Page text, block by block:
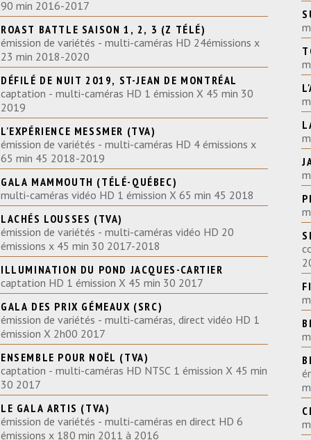
90 min 2016-2017
ROAST BATTLE SAISON 1, 2, 3 (Z TÉLÉ)
émission de variétés - multi-caméras HD 24émissions x
23 min 2018-2020
DÉFILÉ DE NUIT 2019, ST-JEAN DE MONTRÉAL
captation - multi-caméras HD 1 émission X 45 min 30
2019
L'EXPÉRIENCE MESSMER (TVA)
émission de variétés - multi-caméras HD 4 émissions x
65 min 45 2018-2019
GALA MAMMOUTH (TÉLÉ-QUÉBEC)
multi-caméras vidéo HD 1 émission X 65 min 45 2018
LACHÉS LOUSSES (TVA)
émission de variétés - multi-caméras vidéo HD 20
émissions x 45 min 30 2017-2018
ILLUMINATION DU POND JACQUES-CARTIER
captation HD 1 émission X 45 min 30 2017
GALA DES PRIX GÉMEAUX (SRC)
émission de variétés - multi-caméras, direct vidéo HD 1
émission X 2h00 2017
ENSEMBLE POUR NOËL (TVA)
captation - multi-caméras HD NTSC 1 émission X 45 min
30 2017
LE GALA ARTIS (TVA)
émission de variétés - multi-caméras en direct HD 6
émissions x 180 min 2011 à 2016